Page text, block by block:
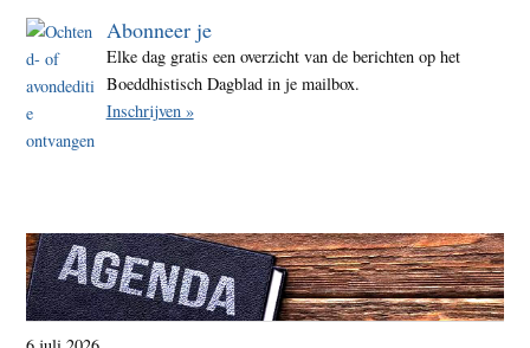
Abonneer je
Elke dag gratis een overzicht van de berichten op het
Boeddhistisch Dagblad in je mailbox.
Inschrijven »